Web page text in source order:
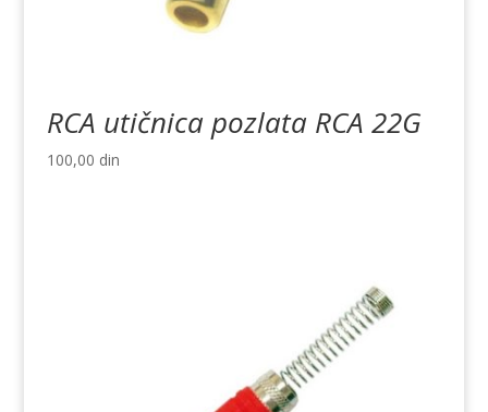
RCA utičnica pozlata RCA 22G
100,00 din